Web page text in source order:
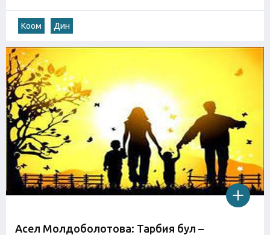
Коом Дин
Асел Молдоболотова: Тарбия бул –